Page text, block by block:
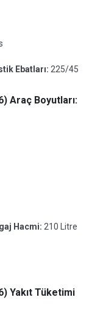
Ebatları: 225/45
Araç Boyutları:
Hacmi: 210 Litre
Yakıt Tüketimi